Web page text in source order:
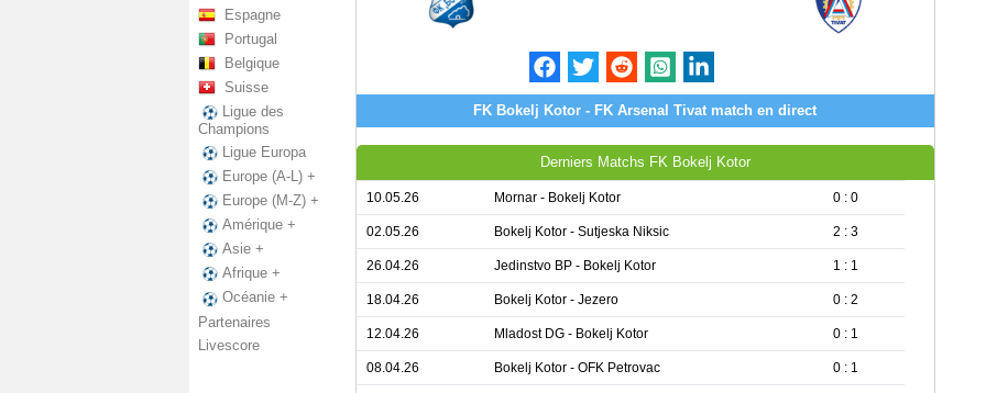
Espagne
Portugal
Belgique
Suisse
Ligue des
Champions
Ligue Europa
Europe (A-L) +
Europe (M-Z) +
Amérique +
Asie +
Afrique +
Océanie +
Partenaires
Livescore
FK Bokelj Kotor - FK Arsenal Tivat match en direct
Derniers Matchs FK Bokelj Kotor
10.05.26 Mornar - Bokelj Kotor 0 : 0
02.05.26 Bokelj Kotor - Sutjeska Niksic 2 : 3
26.04.26 Jedinstvo BP - Bokelj Kotor 1 : 1
18.04.26 Bokelj Kotor - Jezero 0 : 2
12.04.26 Mladost DG - Bokelj Kotor 0 : 1
08.04.26 Bokelj Kotor - OFK Petrovac 0 : 1